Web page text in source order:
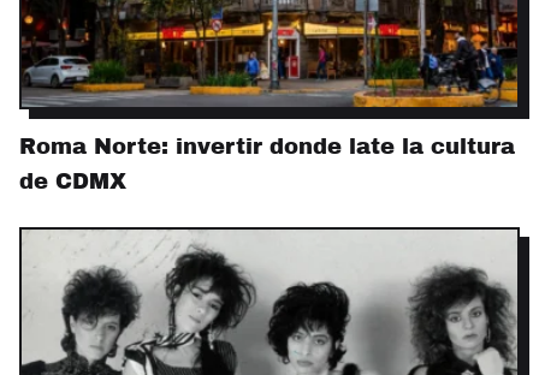
Roma Norte: invertir donde late la cultura
de CDMX